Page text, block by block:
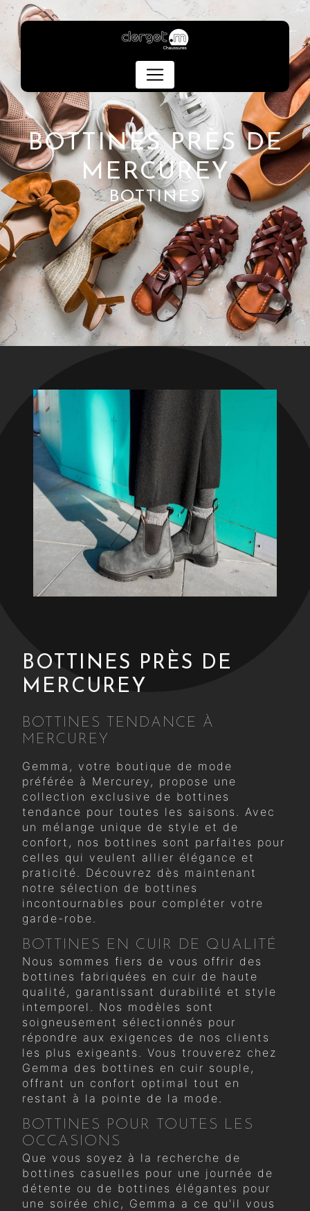
BOTTINES PRÈS DE
MERCUREY
BOTTINES
BOTTINES PRÈS DE
MERCUREY
BOTTINES TENDANCE À
MERCUREY
Gemma, votre boutique de mode
préférée à Mercurey, propose une
collection exclusive de bottines
tendance pour toutes les saisons. Avec
un mélange unique de style et de
confort, nos bottines sont parfaites pour
celles qui veulent allier élégance et
praticité. Découvrez dès maintenant
notre sélection de bottines
incontournables pour compléter votre
garde-robe.
BOTTINES EN CUIR DE QUALITÉ
Nous sommes fiers de vous offrir des
bottines fabriquées en cuir de haute
qualité, garantissant durabilité et style
intemporel. Nos modèles sont
soigneusement sélectionnés pour
répondre aux exigences de nos clients
les plus exigeants. Vous trouverez chez
Gemma des bottines en cuir souple,
offrant un confort optimal tout en
restant à la pointe de la mode.
BOTTINES POUR TOUTES LES
OCCASIONS
Que vous soyez à la recherche de
bottines casuelles pour une journée de
détente ou de bottines élégantes pour
une soirée chic, Gemma a ce qu'il vous
Panneau de gestion des cookies